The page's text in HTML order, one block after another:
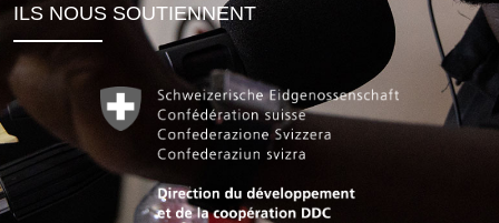
ILS NOUS SOUTIENNENT